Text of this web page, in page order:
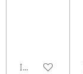
In winkelwagen